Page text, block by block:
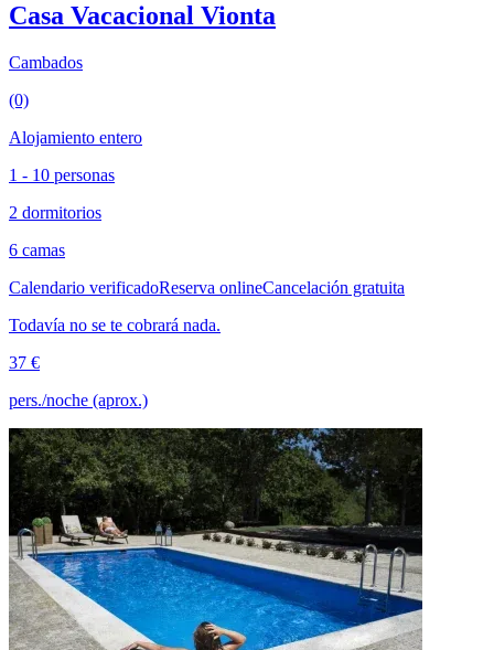
Casa Vacacional Vionta
Cambados
(0)
Alojamiento entero
1 - 10 personas
2 dormitorios
6 camas
Calendario verificadoReserva onlineCancelación gratuita
Todavía no se te cobrará nada.
37 €
pers./noche (aprox.)